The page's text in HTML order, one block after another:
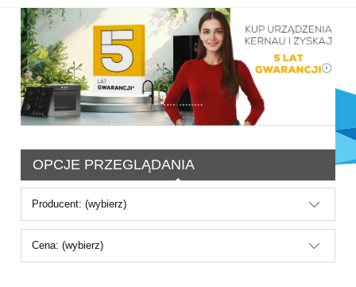
OPCJE PRZEGLĄDANIA
Producent: (wybierz)
Cena: (wybierz)